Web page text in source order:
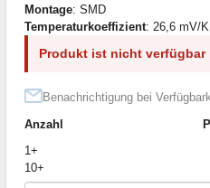
Montage: SMD
Temperaturkoeffizient: 26,6 mV/K
Produkt ist nicht verfügbar
Benachrichtigung bei
Anzahl
1+
10+